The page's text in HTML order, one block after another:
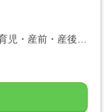
・週休2日(シフト制) ・年次有給休暇 ・育児・産前・産後休暇 ・弔事休暇 ・結婚休暇 ・出産休暇 ・交通遮断休暇 ・感染症休暇 ・罹災休暇 ・私傷病休暇 ・その他社内規定による休暇多数有